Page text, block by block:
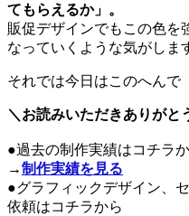
てもらえるか」。
販促デザインでもこの色を
なっていくような気がしま
それでは今日はこのへんで
＼お読みいただきありがと
●過去の制作実績はコチラ
→制作実績を見る
●グラフィックデザイン、
依頼はコチラから